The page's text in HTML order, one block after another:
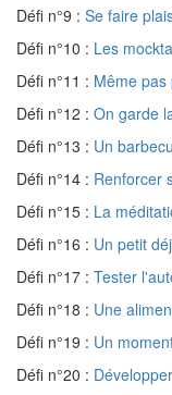
Défi n°9 : Se faire
Défi n°10 : Les
Défi n°11 : Même pas
Défi n°12 : On garde
Défi n°13 : Un
Défi n°14 : Renforcer
Défi n°15 : La
Défi n°16 : Un petit
Défi n°17 : Tester
Défi n°18 : Une
Défi n°19 : Un
Défi n°20 :